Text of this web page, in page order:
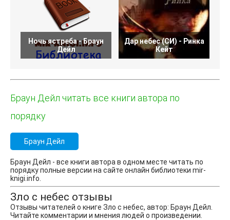
Ночь ястреба - Браун
Дейл
Дар небес (СИ) - Ринка
Кейт
Браун Дейл читать все книги автора по
порядку
Браун Дейл
Браун Дейл - все книги автора в одном месте читать по
порядку полные версии на сайте онлайн библиотеки mir-
knigi.info.
Зло с небес отзывы
Отзывы читателей о книге Зло с небес, автор: Браун Дейл.
Читайте комментарии и мнения людей о произведении.